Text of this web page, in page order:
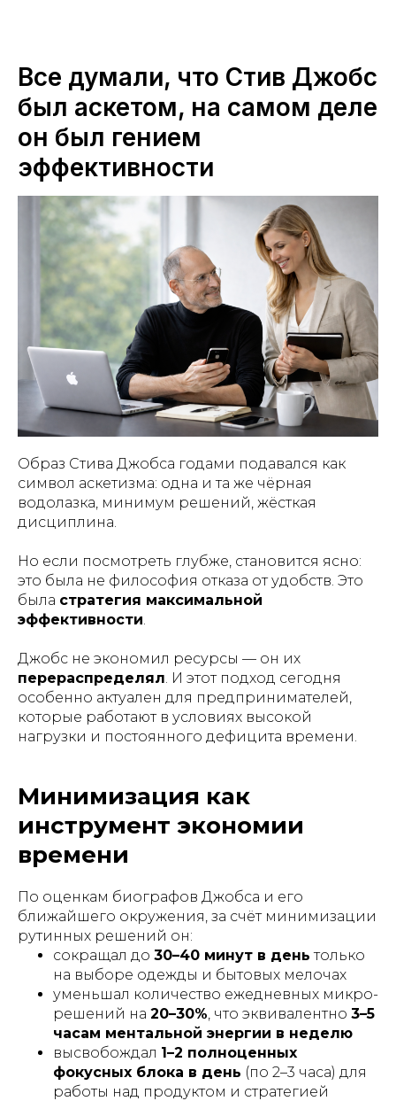
Все думали, что Стив Джобс
был аскетом, на самом деле
он был гением
эффективности
Образ Стива Джобса годами подавался как
символ аскетизма: одна и та же чёрная
водолазка, минимум решений, жёсткая
дисциплина.
Но если посмотреть глубже, становится ясно:
это была не философия отказа от удобств. Это
была стратегия максимальной
эффективности.
Джобс не экономил ресурсы — он их
перераспределял. И этот подход сегодня
особенно актуален для предпринимателей,
которые работают в условиях высокой
нагрузки и постоянного дефицита времени.
Минимизация как
инструмент экономии
времени
По оценкам биографов Джобса и его
ближайшего окружения, за счёт минимизации
рутинных решений он:
сокращал до 30–40 минут в день только
на выборе одежды и бытовых мелочах
уменьшал количество ежедневных микро-
решений на 20–30%, что эквивалентно 3–5
часам ментальной энергии в неделю
высвобождал 1–2 полноценных
фокусных блока в день (по 2–3 часа) для
работы над продуктом и стратегией